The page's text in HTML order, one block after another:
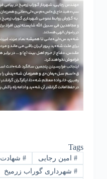
Tags
#امین رجایی #شهادت
#شهرداری گوراب زرمیخ